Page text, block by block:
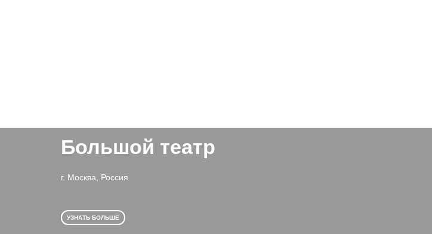
Большой театр
г. Москва, Россия
УЗНАТЬ БОЛЬШЕ